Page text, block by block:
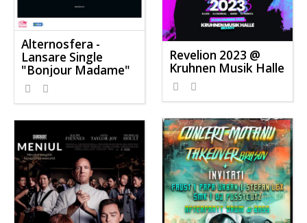
Alternosfera -
Lansare Single
"Bonjour Madame"
Revelion 2023 @
Kruhnen Musik Halle